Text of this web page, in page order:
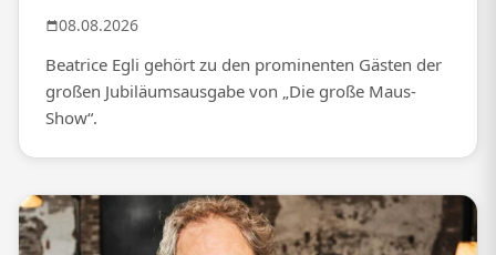
08.08.2026
Beatrice Egli gehört zu den prominenten Gästen der
großen Jubiläumsausgabe von „Die große Maus-
Show“.